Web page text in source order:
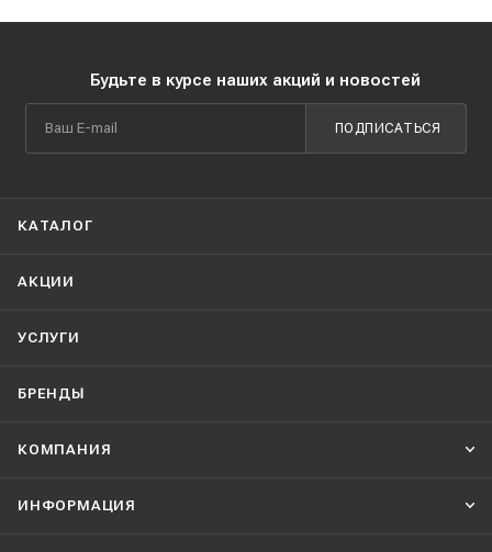
Будьте в курсе наших акций и новостей
ПОДПИСАТЬСЯ
КАТАЛОГ
АКЦИИ
УСЛУГИ
БРЕНДЫ
КОМПАНИЯ
ИНФОРМАЦИЯ